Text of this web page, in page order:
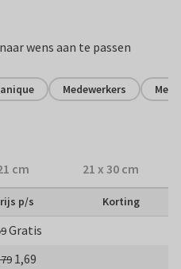
wens aan te passen
Medewerkers Met
cm 21 x 30 cm
p/s Korting
Gratis
1,69